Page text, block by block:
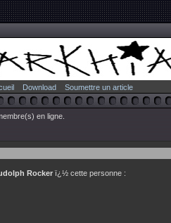
Download Soumettre un article
en ligne.
Rocker ï¿½ cette personne :